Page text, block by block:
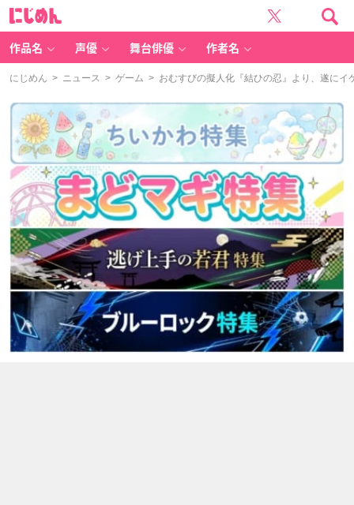
作品名 声優 舞台俳優 作者名
にじめん > ニュース > ゲーム > おむすびの擬人化『結ひの忍』より、遂にイ